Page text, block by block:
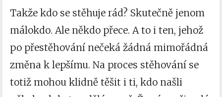
Takže kdo se stěhuje rád? Skutečně jenom
málokdo. Ale někdo přece. A to i ten, jehož
po přestěhování nečeká žádná mimořádná
změna k lepšímu. Na proces stěhování se
totiž mohou klidně těšit i ti, kdo našli